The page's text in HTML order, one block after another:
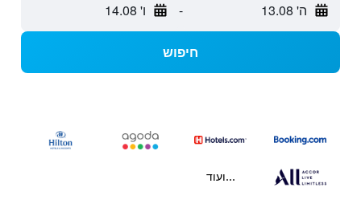
ה' 13.08 - ו' 14.08
חיפוש
...ועוד